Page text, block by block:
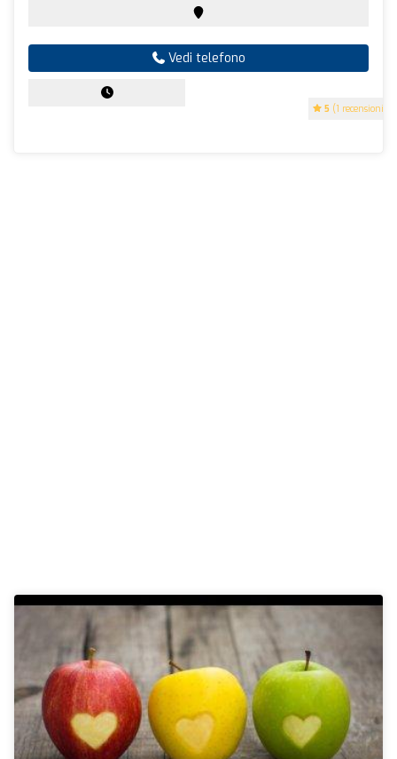
5 (1 recensioni)
Vedi telefono